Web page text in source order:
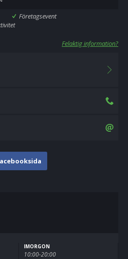
Företagsevent
Felaktig information?
IMORGON
10:00-20:00